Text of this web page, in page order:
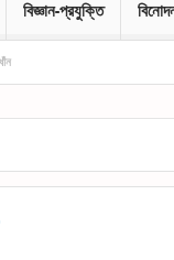
বিজ্ঞান-প্রযুক্তি